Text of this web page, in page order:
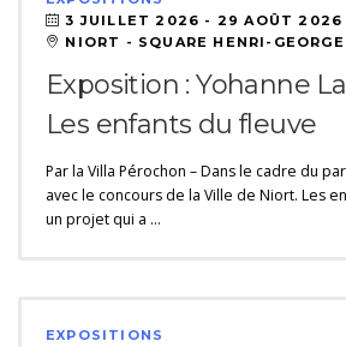
3 JUILLET 2026 - 29 AOÛT 2026
NIORT - SQUARE HENRI-
Exposition : Yohanne
Les enfants du fleuve
Par la Villa Pérochon – Dans le cadre du
avec le concours de la Ville de Niort. Les
un projet qui a …
EXPOSITIONS